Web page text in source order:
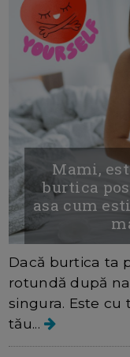
Mami,
burtica
asa cum
Dacă burtica ta
rotundă după
singura. Este
tău...